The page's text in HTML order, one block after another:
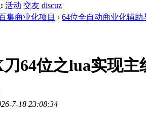
活动 交友 discuz
集商业化项目 › 64位全自动商业化辅助
64位之lua实现主
7-18 23:08:34